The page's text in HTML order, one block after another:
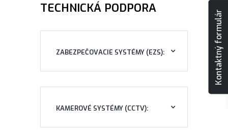
TECHNICKÁ PODPORA
ZABEZPEČOVACIE SYSTÉMY (EZS):
KAMEROVÉ SYSTÉMY (CCTV):
Kontaktný formulár